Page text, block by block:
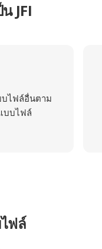
JFI
ไฟล์อื่นตาม
บบไฟล์
ฟล์